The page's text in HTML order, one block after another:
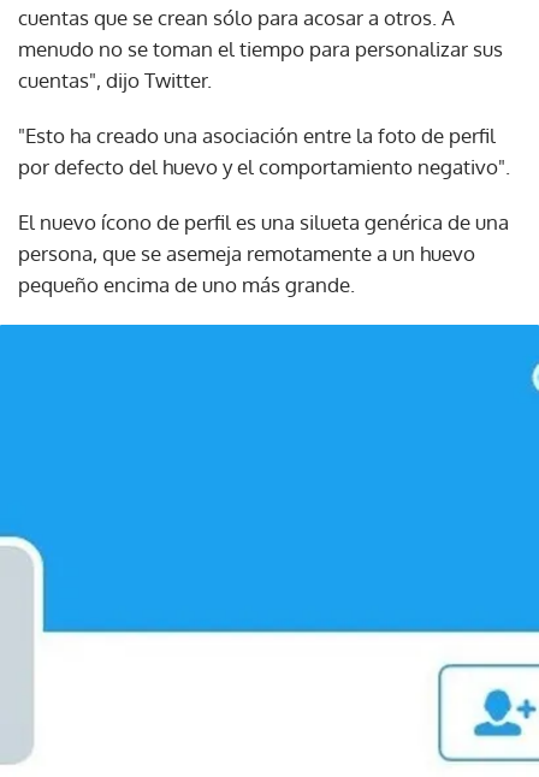
cuentas que se crean sólo para acosar a otros. A
menudo no se toman el tiempo para personalizar sus
cuentas", dijo Twitter.
"Esto ha creado una asociación entre la foto de perfil
por defecto del huevo y el comportamiento negativo".
El nuevo ícono de perfil es una silueta genérica de una
persona, que se asemeja remotamente a un huevo
pequeño encima de uno más grande.